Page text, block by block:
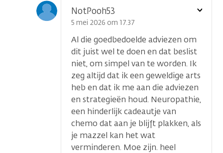
NotPooh53
5 mei 2026 om 17.37
Al die goedbedoelde adviezen om
dit juist wel te doen en dat beslist
niet, om simpel van te worden. Ik
zeg altijd dat ik een geweldige arts
heb en dat ik me aan die adviezen
en strategieën houd. Neuropathie,
een hinderlijk cadeautje van
chemo dat aan je blijft plakken, als
je mazzel kan het wat
verminderen. Moe zijn. heel
Toon